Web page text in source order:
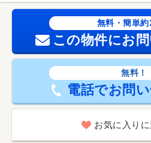
無料・簡単約
この物件にお
無料！
電話でお問
お気に入り